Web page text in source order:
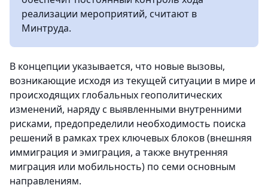
реализации мероприятий, считают в
Минтруда.
В концепции указывается, что новые вызовы,
возникающие исходя из текущей ситуации в мире и
происходящих глобальных геополитических
изменений, наряду с выявленными внутренними
рисками, предопределили необходимость поиска
решений в рамках трех ключевых блоков (внешняя
иммиграция и эмиграция, а также внутренняя
миграция или мобильность) по семи основным
направлениям.